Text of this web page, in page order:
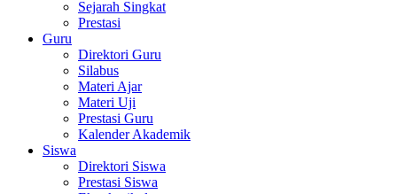
Sejarah Singkat
Prestasi
Guru
Direktori Guru
Silabus
Materi Ajar
Materi Uji
Prestasi Guru
Kalender Akademik
Siswa
Direktori Siswa
Prestasi Siswa